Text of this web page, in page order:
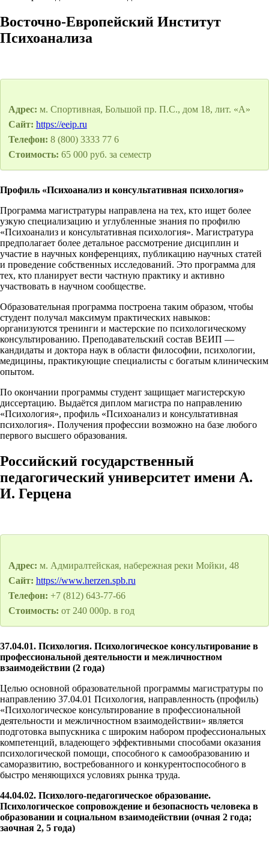
Восточно-Европейский Институт
Психоанализа
Адрес: м. Спортивная, Большой пр. П.С., дом 18, лит. «А»
Сайт: https://eeip.ru
Телефон: 8 (800) 3333 77 6
Стоимость: 65 000 руб. за семестр
Профиль «Психоанализ и консультативная психология»
Программа магистратуры направлена на тех, кто ищет более
узкую специализацию и углубленные знания по профилю
«Психоанализ и консультативная психология». Магистратура
предполагает более детальное рассмотрение дисциплин и
участие в научных конференциях, публикацию научных статей
и проведение собственных исследований. Это программа для
тех, кто планирует вести частную практику и активно
участвовать в научном сообществе.
Образовательная программа построена таким образом, чтобы
студент получал максимум практических навыков:
организуются тренинги и мастерские по психологическому
консультированию. Преподавательский состав ВЕИП —
кандидаты и доктора наук в области философии, психологии,
медицины, практикующие специалисты с богатым клиническим
опытом.
По окончании программы студент защищает магистерскую
диссертацию. Выдаётся диплом магистра по направлению
«Психология», профиль «Психоанализ и консультативная
психология». Получения профессии возможно на базе любого
первого высшего образования.
Российский государственный
педагогический университет имени А.
И. Герцена
Адрес: м. Адмиралтейская, набережная реки Мойки, 48
Сайт: https://www.herzen.spb.ru
Телефон: +7 (812) 643-77-66
Стоимость: от 240 000р. в год
37.04.01. Психология. Психологическое консультирование в
профессиональной деятельности и межличностном
взаимодействии (2 года)
Целью основной образовательной программы магистратуры по
направлению 37.04.01 Психология, направленность (профиль)
«Психологическое консультирование в профессиональной
деятельности и межличностном взаимодействии» является
подготовка выпускника с широким набором профессиональных
компетенций, владеющего эффективными способами оказания
психологической помощи, способного к самообразованию и
саморазвитию, востребованного и конкурентоспособного в
быстро меняющихся условиях рынка труда.
44.04.02. Психолого-педагогическое образование.
Психологическое сопровождение и безопасность человека в
образовании и социальном взаимодействии (очная 2 года;
заочная 2, 5 года)